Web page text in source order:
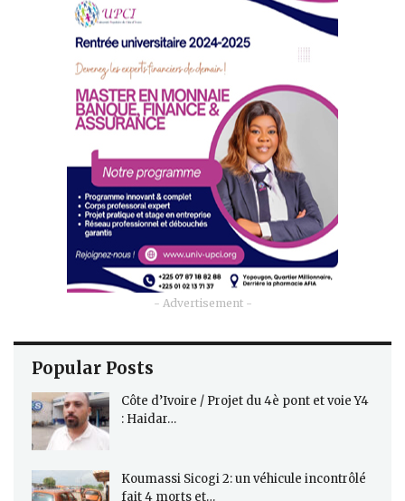
- Advertisement -
Popular Posts
Côte d’Ivoire / Projet du 4è pont et voie Y4
: Haidar…
Koumassi Sicogi 2: un véhicule incontrôlé
fait 4 morts et…